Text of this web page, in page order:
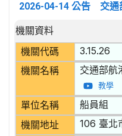
2026-04-14 公告 交通
招標公告詳細內容
機關資料
機關代碼
3.15.26
機關名稱 交通部航
教學
單位名稱 船員組
機關地址 106 臺北